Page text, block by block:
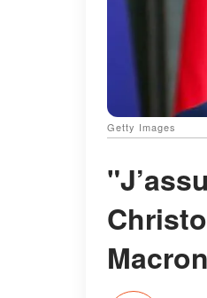
Getty Images
Macron